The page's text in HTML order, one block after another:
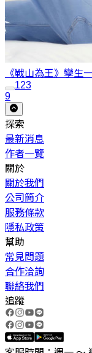
《戰山為王》孿生
123
9
探索
最新消息
作者一覽
關於
關於我們
公司簡介
服務條款
隱私政策
幫助
常見問題
合作洽詢
聯絡我們
追蹤